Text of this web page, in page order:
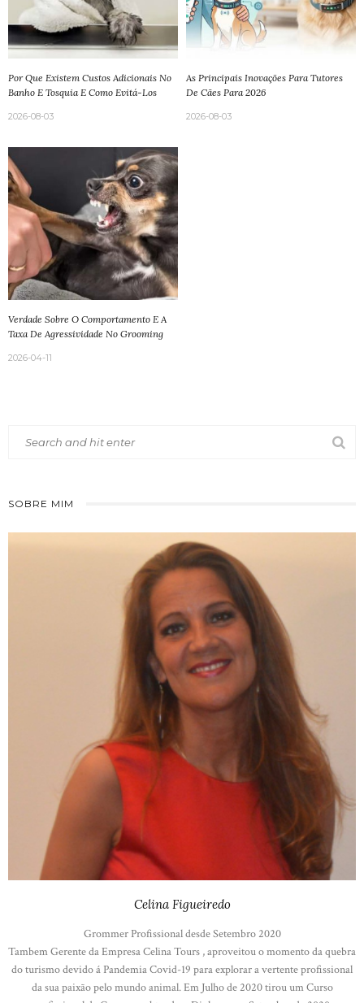
Por Que Existem Custos Adicionais No
Banho E Tosquia E Como Evitá-Los
2026-08-03
As Principais Inovações Para Tutores
De Cães Para 2026
2026-08-03
Verdade Sobre O Comportamento E A
Taxa De Agressividade No Grooming
2026-04-11
SOBRE MIM
Celina Figueiredo
Grommer Profissional desde Setembro 2020
Tambem Gerente da Empresa Celina Tours , aproveitou o momento da quebra
do turismo devido á Pandemia Covid-19 para explorar a vertente profissional
da sua paixão pelo mundo animal. Em Julho de 2020 tirou um Curso